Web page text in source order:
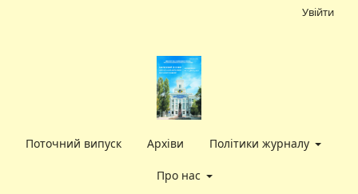
Поточний випуск Архіви Політики журналу
Про нас
Увійти